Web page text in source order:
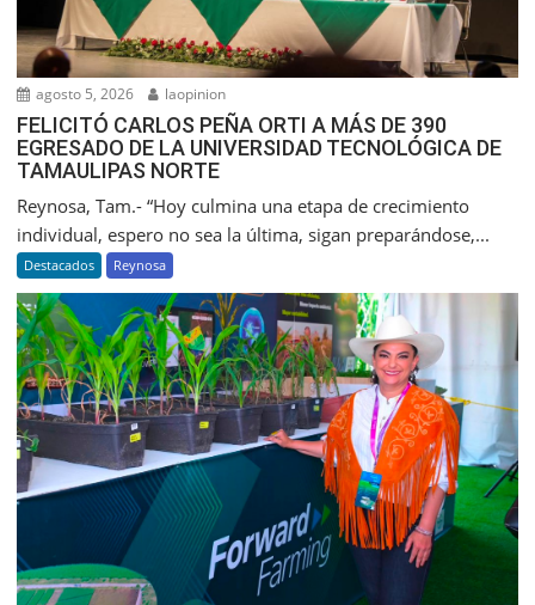
agosto 5, 2026 laopinion
FELICITÓ CARLOS PEÑA ORTI A MÁS DE 390
EGRESADO DE LA UNIVERSIDAD TECNOLÓGICA DE
TAMAULIPAS NORTE
Reynosa, Tam.- “Hoy culmina una etapa de crecimiento
individual, espero no sea la última, sigan preparándose,...
Destacados Reynosa